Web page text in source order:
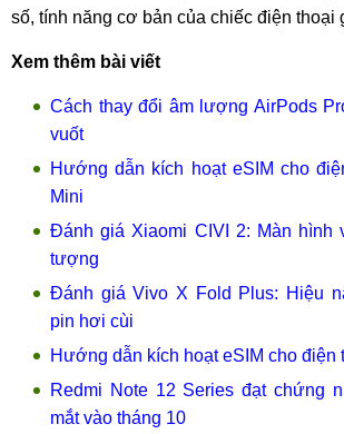
số, tính năng cơ bản của chiếc điện thoại
Xem thêm bài viết
Cách thay đổi âm lượng AirPods
vuốt
Hướng dẫn kích hoạt eSIM cho
Mini
Đánh giá Xiaomi CIVI 2: Màn hình
tượng
Đánh giá Vivo X Fold Plus: Hiệu
pin hơi cùi
Hướng dẫn kích hoạt eSIM cho điện
Redmi Note 12 Series đạt chứng
mắt vào tháng 10